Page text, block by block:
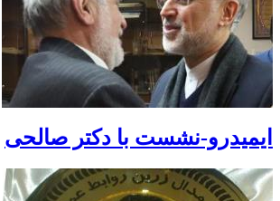
ایمیدرو-نشست با دکتر صالحی